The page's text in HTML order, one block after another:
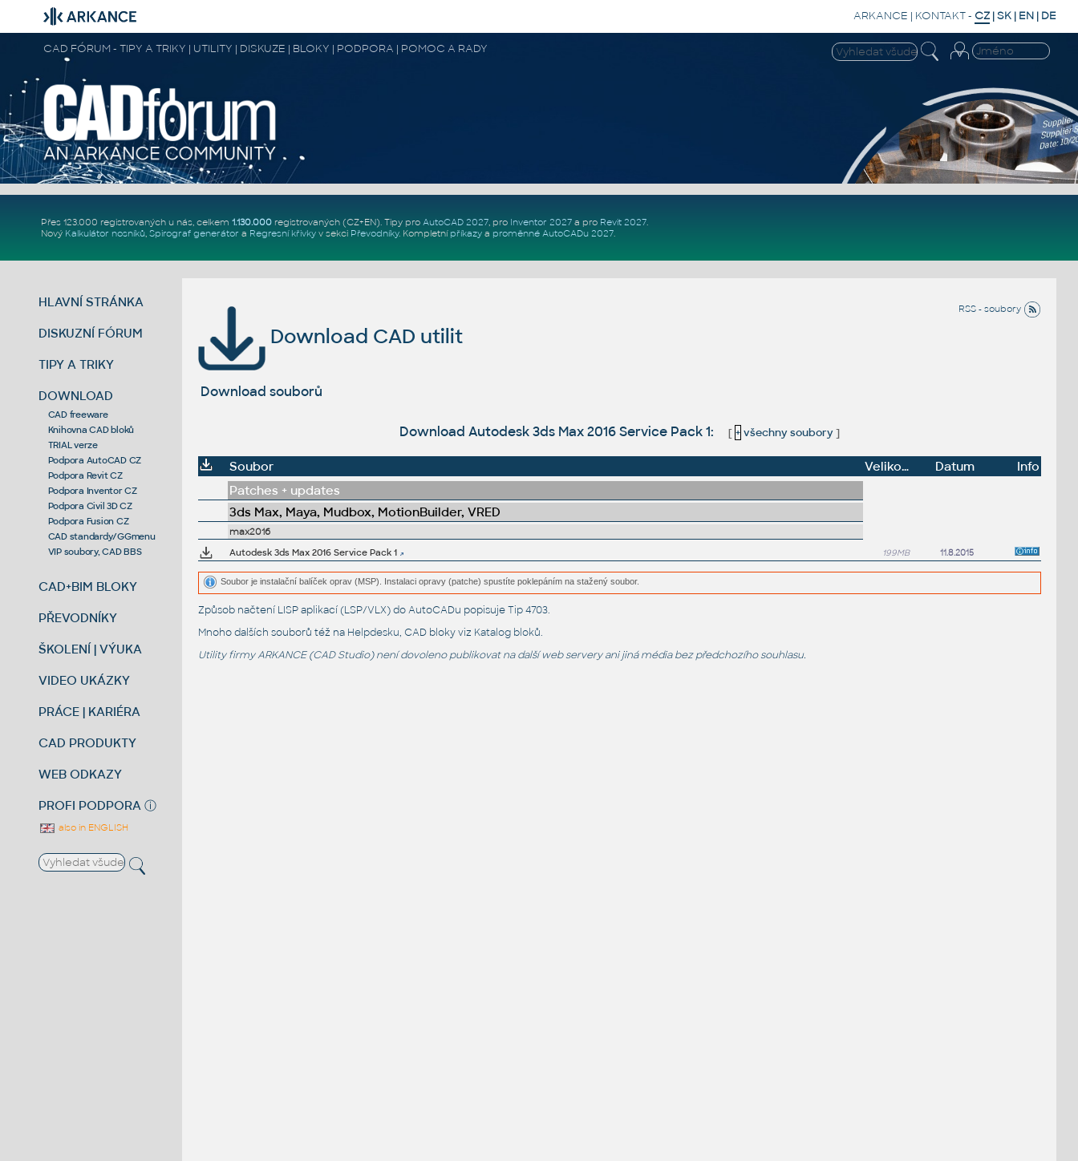
ARKANCE | KONTAKT- CZ |SK | EN | DE
CAD FÓRUM - TIPY A TRIKY | UTILITY | DISKUZE | BLOKY | PODPORA | POMOC A RADY
Přes 123.000 registrovaných u nás, celkem 1.130.000registrovaných (CZ+EN). Tipy pro AutoCAD 2027, pro Inventor 2027a pro Revit 2027.
Nový Kalkulátor nosníků, Spirograf generátor a Regresní křivkyv sekci Převodníky. Kompletní příkazya proměnné AutoCADu 2027.
HLAVNÍ STRÁNKA
DISKUZNÍ FÓRUM
TIPY A TRIKY
DOWNLOAD
CAD freeware
Knihovna CAD bloků
TRIAL verze
Podpora AutoCAD CZ
Podpora Revit CZ
Podpora Inventor CZ
Podpora Civil 3D CZ
Podpora Fusion CZ
CAD standardy/GGmenu
VIP soubory, CAD BBS
CAD+BIM BLOKY
PŘEVODNÍKY
ŠKOLENÍ | VÝUKA
VIDEO UKÁZKY
PRÁCE | KARIÉRA
CAD PRODUKTY
WEB ODKAZY
PROFI PODPORA ⓘ
also in ENGLISH
RSS - soubory
Download CAD utilit
Download souborů
Download Autodesk 3ds Max 2016 Service Pack 1: [ + všechny soubory]
Soubor Velikost Datum
Info
Patches + updates
3ds Max, Maya, Mudbox, MotionBuilder, VRED
max2016
Autodesk 3ds Max 2016 Service Pack 1
199MB 11.8.2015
Soubor je instalační balíček oprav (MSP). Instalaci opravy (patche) spustíte poklepáním na stažený soubor.
Způsob načtení LISP aplikací (LSP/VLX) do AutoCADu popisujeTip 4703.
Mnoho dalších souborů též na Helpdesku, CAD bloky viz Katalog bloků.
Utility firmy ARKANCE (CAD Studio) není dovoleno publikovat na další web servery ani jiná média bez předchozího souhlasu.